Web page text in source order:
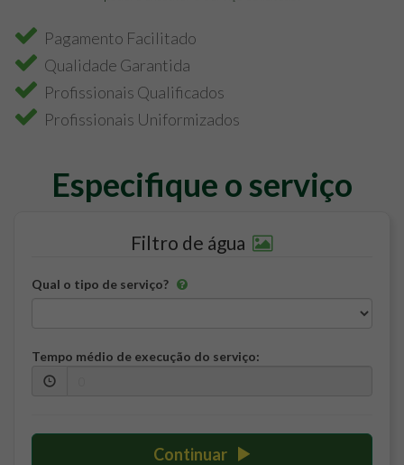
Pagamento Facilitado
Qualidade Garantida
Profissionais Qualificados
Profissionais Uniformizados
Especifique o serviço
Filtro de água
Qual o tipo de serviço?
Tempo médio de execução do serviço:
Continuar